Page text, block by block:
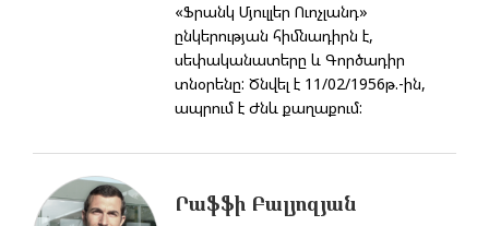
«Ֆրանկ Մյուլլեր Ուոչլանդ»
ընկերության հիմնադիրն է,
սեփականատերը և Գործադիր
տնօրենը: Ծնվել է 11/02/1956թ.-ին,
ապրում է Ժնև քաղաքում:
Րաֆֆի Բալյոզյան